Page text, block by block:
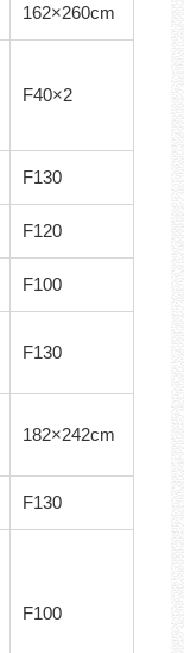
162×260cm
F40×2
F130
F120
F100
F130
182×242cm
F130
F100